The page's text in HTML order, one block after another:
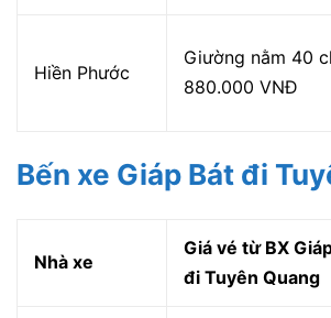
Hiền Phước
Giường nằm 40
880.000 VNĐ
Bến xe Giáp Bát đi
Nhà xe
Giá vé từ BX
đi Tuyên Quang